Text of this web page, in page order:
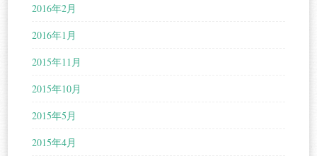
2016年2月
2016年1月
2015年11月
2015年10月
2015年5月
2015年4月